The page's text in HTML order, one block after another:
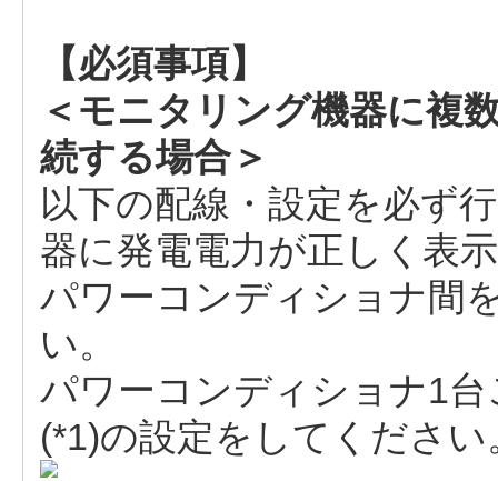
【必須事項】
＜モニタリング機器に複
続する場合＞
以下の配線・設定を必ず
器に発電電力が正しく
パワーコンディショナ間
い。
パワーコンディショナ1
(*1)の設定をしてください